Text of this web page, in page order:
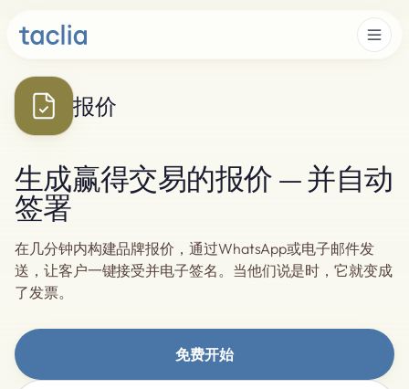
报价
生成赢得交易的报价 — 并自动
签署
在几分钟内构建品牌报价，通过WhatsApp或电子邮件发
送，让客户一键接受并电子签名。当他们说是时，它就变成
了发票。
免费开始